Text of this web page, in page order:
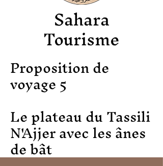
Sahara
Tourisme
Proposition de
voyage 5
Le plateau du Tassili
N'Ajjer avec les ânes
de bât